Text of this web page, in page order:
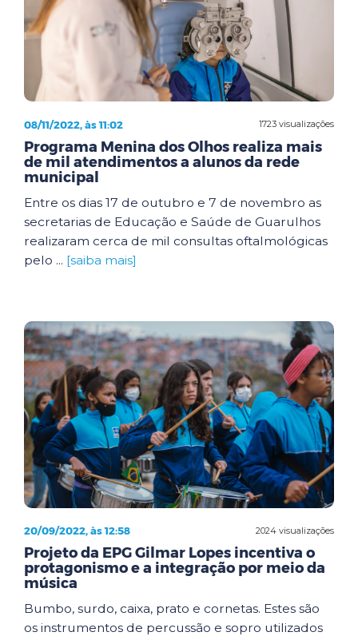
1723 visualizações
08/11/2022, às 11:02
Programa Menina dos Olhos realiza mais
de mil atendimentos a alunos da rede
municipal
Entre os dias 17 de outubro e 7 de novembro as
secretarias de Educação e Saúde de Guarulhos
realizaram cerca de mil consultas oftalmológicas
pelo ... [saiba mais]
2024 visualizações
20/09/2022, às 12:58
Projeto da EPG Gilmar Lopes incentiva o
protagonismo e a integração por meio da
música
Bumbo, surdo, caixa, prato e cornetas. Estes são
os instrumentos de percussão e sopro utilizados